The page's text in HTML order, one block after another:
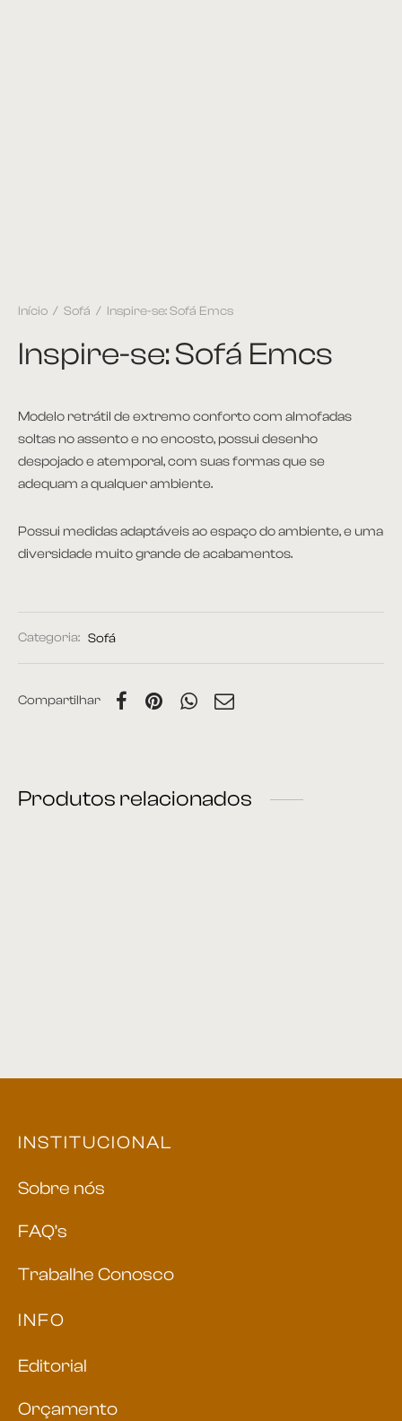
Início / Sofá / Inspire-se: Sofá Emcs
Inspire-se: Sofá Emcs
Modelo retrátil de extremo conforto com almofadas
soltas no assento e no encosto, possui desenho
despojado e atemporal, com suas formas que se
adequam a qualquer ambiente.
Possui medidas adaptáveis ao espaço do ambiente, e uma
diversidade muito grande de acabamentos.
Categoria: Sofá
Compartilhar
Produtos relacionados
INSTITUCIONAL
Sobre nós
FAQ’s
Trabalhe Conosco
INFO
Editorial
Orçamento